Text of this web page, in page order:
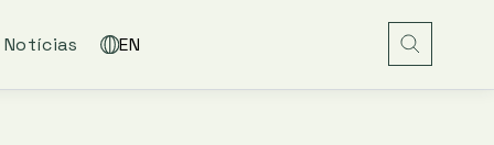
Notícias EN